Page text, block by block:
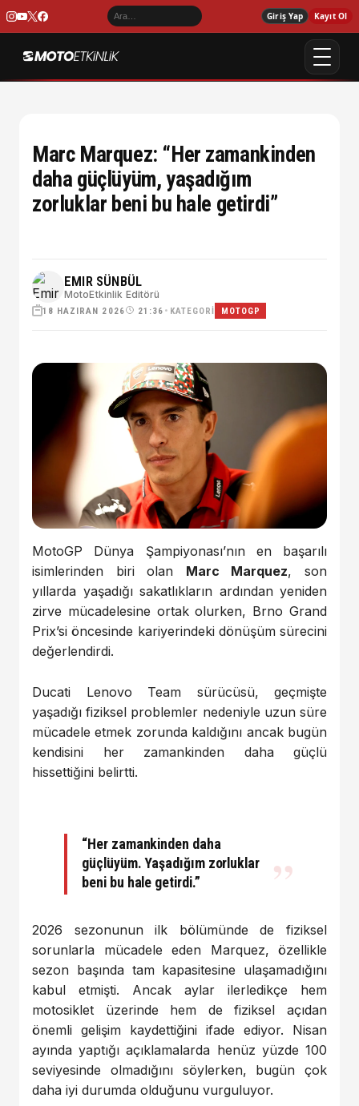
Giriş Yap Kayıt Ol
Marc Marquez: “Her zamankinden
daha güçlüyüm, yaşadığım
zorluklar beni bu hale getirdi”
EMIR SÜNBÜL
MotoEtkinlik Editörü
18 HAZIRAN 2026 21:36 • KATEGORI MOTOGP
MotoGP Dünya Şampiyonası’nın en başarılı
isimlerinden biri olan Marc Marquez, son
yıllarda yaşadığı sakatlıkların ardından yeniden
zirve mücadelesine ortak olurken, Brno Grand
Prix’si öncesinde kariyerindeki dönüşüm sürecini
değerlendirdi.
Ducati Lenovo Team sürücüsü, geçmişte
yaşadığı fiziksel problemler nedeniyle uzun süre
mücadele etmek zorunda kaldığını ancak bugün
kendisini her zamankinden daha güçlü
hissettiğini belirtti.
“Her zamankinden daha
güçlüyüm. Yaşadığım zorluklar
beni bu hale getirdi.”
2026 sezonunun ilk bölümünde de fiziksel
sorunlarla mücadele eden Marquez, özellikle
sezon başında tam kapasitesine ulaşamadığını
kabul etmişti. Ancak aylar ilerledikçe hem
motosiklet üzerinde hem de fiziksel açıdan
önemli gelişim kaydettiğini ifade ediyor. Nisan
ayında yaptığı açıklamalarda henüz yüzde 100
seviyesinde olmadığını söylerken, bugün çok
daha iyi durumda olduğunu vurguluyor.